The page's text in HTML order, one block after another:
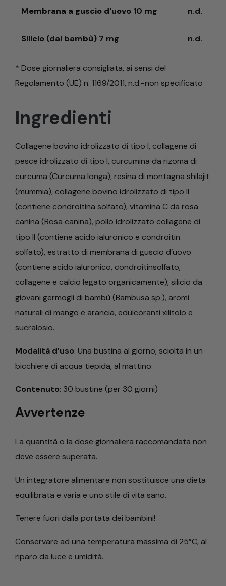
Membrana a guscio d'uovo 10 mg n.d.
Silicio (dal bambù) 7 mg n.d.
* Dose giornaliera consigliata, ai sensi del
Regolamento (UE) n. 1169/2011, n.d.-non specificato
Ingredienti
Collagene bovino idrolizzato di tipo I, collagene di
pesce idrolizzato di tipo I, curcumina da rizoma di
curcuma (Curcuma longa), resina di montagna shilajit
(mummia), collagene bovino idrolizzato di tipo II
(contiene condroitina solfato), vitamina C da rosa
canina (Rosa canina), pollo idrolizzato collagene di
tipo II (contiene acido ialuronico e condroitin
solfato), estratto di membrana di guscio d’uovo
(contiene acido ialuronico, condroitinsolfato,
collagene e calcio legato organicamente), silicio da
giovani germogli di bambù (Bambusa sp.), aromi
naturali di mango e arancia, edulcoranti xilitolo e
sucralosio.
Modalità d’uso: Una bustina al giorno, sciolta in un
bicchiere di acqua tiepida, al mattino.
Contenuto: 30 bustine (per 30 giorni)
Avvertenze
La quantità o la dose giornaliera raccomandata non
deve essere superata.
Un integratore alimentare non sostituisce una dieta
equilibrata e varia e uno stile di vita sano.
Tenere fuori dalla portata dei bambini!
Conservare ad una temperatura massima di 25°C, al
riparo da luce e umidità.